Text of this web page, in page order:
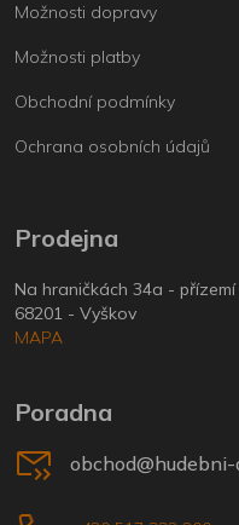
Možnosti dopravy
Možnosti platby
Obchodní podmínky
Ochrana osobních údajů
Prodejna
Na hraničkách 34a - přízemí
68201 - Vyškov
MAPA
Poradna
obchod@hudebni-